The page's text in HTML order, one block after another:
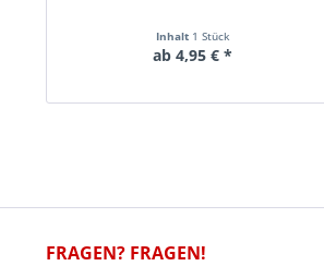
Inhalt 1 Stück
ab 4,95 € *
FRAGEN? FRAGEN!